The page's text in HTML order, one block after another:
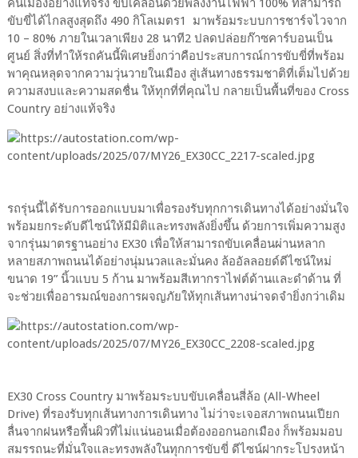
คนเมืองอย่างแท้จริง ขับเคลื่อนด้วยพลังงานไฟฟ้า 100% ที่สามารถ
ขับขี่ได้ไกลสูงสุดถึง 490 กิโลเมตร1 มาพร้อมระบบการชาร์จไวจาก
10 – 80% ภายในเวลาเพียง 28 นาที2 ปลดปล่อยก๊าซคาร์บอนเป็น
ศูนย์ สิ่งที่ทำให้รถคันนี้พิเศษยิ่งกว่าคือประสบการณ์การขับขี่ที่พร้อม
พาคุณหลุดจากความวุ่นวายในเมือง สู่เส้นทางธรรมชาติที่เต็มไปด้วย
ความสงบและความสดชื่น ให้ทุกที่ที่คุณไป กลายเป็นพื้นที่ของ Cross
Country อย่างแท้จริง
รถรุ่นนี้ได้รับการออกแบบมาเพื่อรองรับทุกการเดินทางได้อย่างมั่นใจ
พร้อมยกระดับดีไซน์ให้มีมิติและทรงพลังยิ่งขึ้น ด้วยการเพิ่มความสูง
จากรุ่นมาตรฐานอย่าง EX30 เพื่อให้สามารถขับเคลื่อนผ่านหลาก
หลายสภาพถนนได้อย่างนุ่มนวลและมั่นคง ล้ออัลลอยด์ดีไซน์ใหม่
ขนาด 19” นิ้วแบบ 5 ก้าน มาพร้อมสีเทากราไฟต์ด้านและดำด้าน ที่
จะช่วยเพื่ออารมณ์ของการผจญภัยให้ทุกเส้นทางน่าจดจำยิ่งกว่าเดิม
EX30 Cross Country มาพร้อมระบบขับเคลื่อนสี่ล้อ (All-Wheel
Drive) ที่รองรับทุกเส้นทางการเดินทาง ไม่ว่าจะเจอสภาพถนนเปียก
ลื่นจากฝนหรือพื้นผิวที่ไม่แน่นอนเมื่อต้องออกนอกเมือง ก็พร้อมมอบ
สมรรถนะที่มั่นใจและทรงพลังในทุกการขับขี่ ดีไซน์ฝากระโปรงหน้า